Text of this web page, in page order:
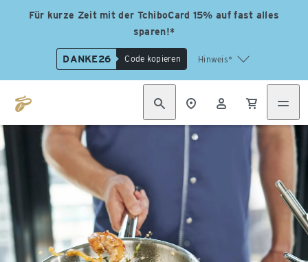
Für kurze Zeit mit der TchiboCard 15% auf fast alles
sparen!*
DANKE26 Code kopieren Hinweis*